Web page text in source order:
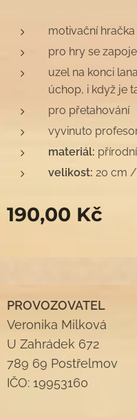
motivační hračka
pro hry se
uzel na konci
úchop, i když je
pro přetahování
vyvinuto
materiál:
velikost: 20 cm
190,00 Kč
PROVOZOVATEL
Veronika Milková
U Zahrádek 672
789 69 Postřelmov
IČO: 19953160